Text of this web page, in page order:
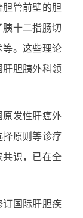
管前壁的胆
十二指肠切
等。这些理论
胆胰外科领
发性肝癌外
择原则等诊疗
共识，已在全
国际肝胆疾